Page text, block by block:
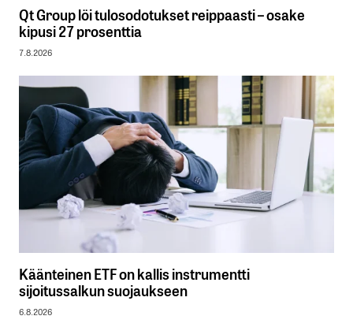
Qt Group löi tulosodotukset reippaasti – osake
kipusi 27 prosenttia
7.8.2026
Käänteinen ETF on kallis instrumentti
sijoitussalkun suojaukseen
6.8.2026